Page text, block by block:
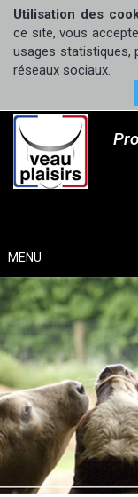
Utilisation des
ce site, vous
usages statistiques,
réseaux sociaux.
MENU